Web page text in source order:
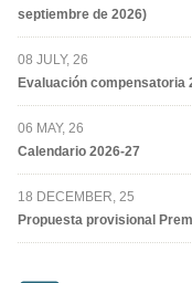
septiembre de 2026)
08 JULY, 26
Evaluación compensatoria
06 MAY, 26
Calendario 2026-27
18 DECEMBER, 25
Propuesta provisional